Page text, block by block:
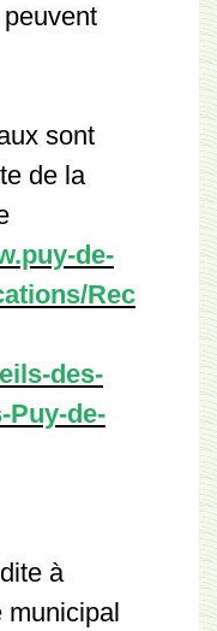
sont
de la
de-
Rec
des-
Puy-de-
à
municipal